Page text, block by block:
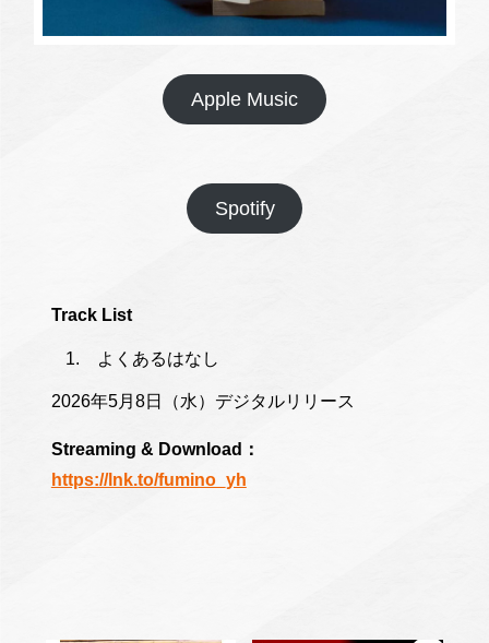
Apple Music
Spotify
Track List
よくあるはなし
2026年5月8日（水）デジタルリリース
Streaming & Download：
https://lnk.to/fumino_yh